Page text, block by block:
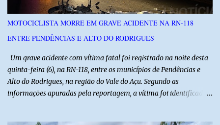
30, a pedido da PF, que apura se ele utilizou a influência do pai
para defender interesses empresariais com a administração
pública. Segundo a Polícia Federal, a atuação dele contou com a
ajuda de Luchsinger e se concentrou no Ministério da Saúde e no
MOTOCICLISTA MORRE EM GRAVE ACIDENTE NA RN-118
ENTRE PENDÊNCIAS E ALTO DO RODRIGUES
Um grave acidente com vítima fatal foi registrado na noite desta
quinta-feira (6), na RN-118, entre os municípios de Pendências e
Alto do Rodrigues, na região do Vale do Açu. Segundo as
informações apuradas pela reportagem, a vítima foi identificada